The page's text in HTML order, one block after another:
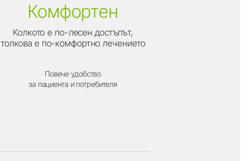
Комфортен
Колкото е по-лесен достъпът,
толкова е по-комфортно лечението
Повече удобство
за пациента и потребителя